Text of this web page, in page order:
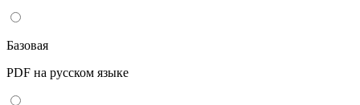
Базовая
PDF на русском языке